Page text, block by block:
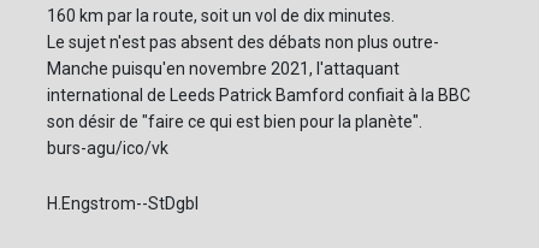
160 km par la route, soit un vol de dix minutes.
Le sujet n'est pas absent des débats non plus outre-
Manche puisqu'en novembre 2021, l'attaquant
international de Leeds Patrick Bamford confiait à la BBC
son désir de "faire ce qui est bien pour la planète".
burs-agu/ico/vk
H.Engstrom--StDgbl